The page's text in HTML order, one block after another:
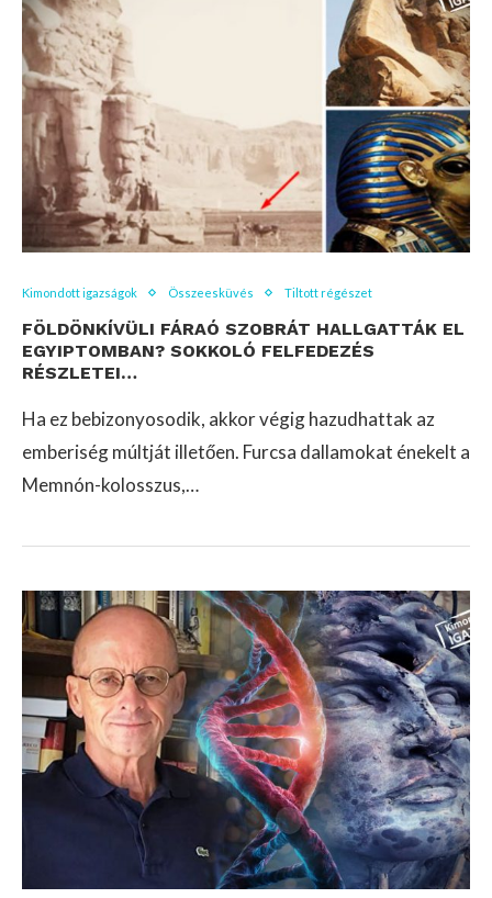
Kimondott igazságok Összeesküvés Tiltott régészet
FÖLDÖNKÍVÜLI FÁRAÓ SZOBRÁT HALLGATTÁK EL
EGYIPTOMBAN? SOKKOLÓ FELFEDEZÉS
RÉSZLETEI…
Ha ez bebizonyosodik, akkor végig hazudhattak az
emberiség múltját illetően. Furcsa dallamokat énekelt a
Memnón-kolosszus,…